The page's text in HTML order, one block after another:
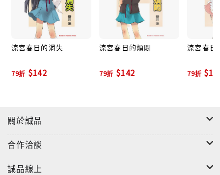
涼宮春日的消失
79折 $142
涼宮春日的煩悶
79折 $142
涼宮春日
79折
關於誠品
合作洽談
誠品線上